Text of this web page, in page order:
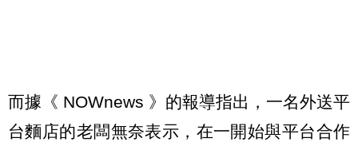
而據《 NOWnews 》的報導指出，一名外送平
台麵店的老闆無奈表示，在一開始與平台合作